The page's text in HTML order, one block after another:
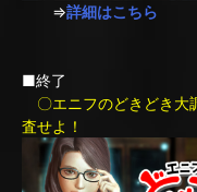
⇒詳細はこちら
■終了
〇エニフのどきどき大
査せよ！